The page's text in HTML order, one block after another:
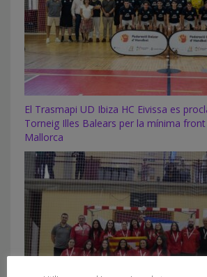
El Trasmapi UD Ibiza HC Eivissa es
Torneig Illes Balears per la mínima
Mallorca